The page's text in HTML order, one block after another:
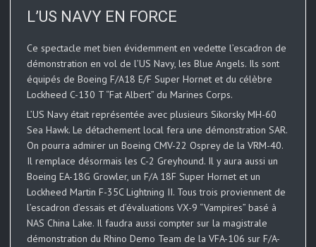
L’US NAVY EN FORCE
Ce spectacle met bien évidemment en vedette l’escadron de
démonstration en vol de l’US Navy, les Blue Angels. Ils sont
équipés de Boeing F/A18 E/F Super Hornet et du célèbre
Lockheed C-130 T “Fat Albert” du Marines Corps.
L’US Navy était représentée avec plusieurs Sikorsky MH-60
Sea Hawk. Le détachement local fera une démonstration SAR.
On pourra admirer un Boeing CMV-22 Osprey de la VRM-40.
Il remplace désormais les C-2 Greyhound. Il y aura aussi un
Boeing EA-18G Growler, un F/A 18F Super Hornet et un
Lockheed Martin F-35C Lightning II. Tous trois proviennent de
l’escadron d’essais et d’évaluations VX-9 “Vampires” basé à
NAS China Lake. Il faudra aussi compter sur la magistrale
démonstration du Rhino Demo Team de la VFA-106 sur F/A-